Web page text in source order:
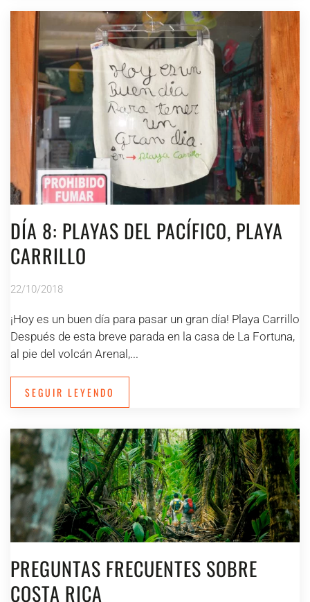
DÍA 8: PLAYAS DEL PACÍFICO, PLAYA
CARRILLO
22/10/2018
¡Hoy es un buen día para pasar un gran día! Playa Carrillo
Después de esta breve parada en la casa de La Fortuna,
al pie del volcán Arenal,...
SEGUIR LEYENDO
PREGUNTAS FRECUENTES SOBRE
COSTA RICA